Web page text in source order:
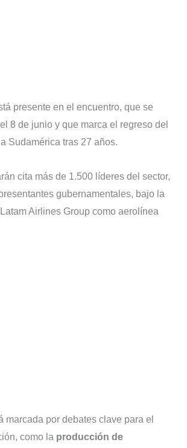
presente en el encuentro, que se
8 de junio y que marca el regreso del
Sudamérica tras 27 años.
cita más de 1.500 líderes del sector,
gubernamentales, bajo la
Airlines Group como aerolínea
marcada por debates clave para el
como la producción de